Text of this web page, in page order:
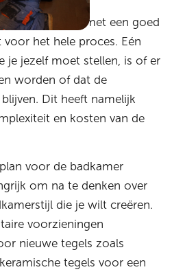
begint altijd met een goed
het hele proces. Eén
je jezelf moet stellen, is of er
worden of dat de
Dit heeft namelijk
en kosten van de
voor de badkamer
om na te denken over
die je wilt creëren.
voorzieningen
nieuwe tegels zoals
tegels voor een